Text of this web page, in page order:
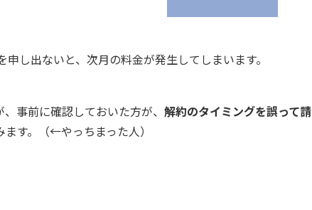
申し出ないと、次月の料金が発生してしまいます。
事前に確認しておいた方が、 解約のタイミングを誤って請
す。（←やっちまった人）